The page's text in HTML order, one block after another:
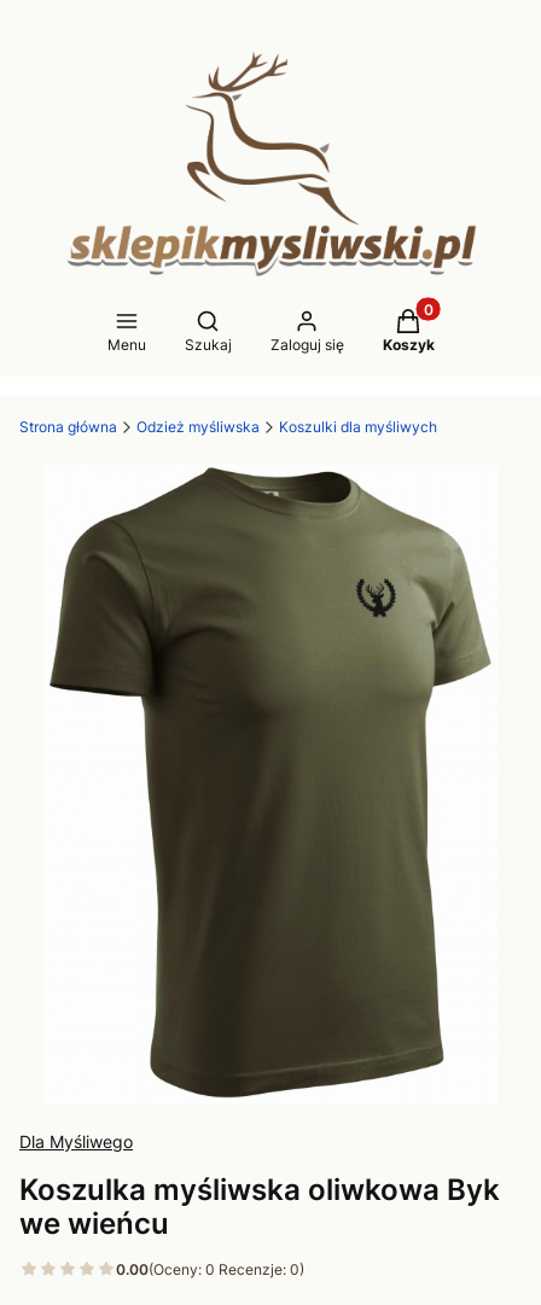
Menu
Otwórz wyszukiwarkę
Szukaj Zaloguj się
Produkty w
Koszyk
Strona główna Odzież myśliwska Koszulki dla myśliwych
Dla Myśliwego
Koszulka myśliwska oliwkowa Byk
we wieńcu
0.00(Oceny: 0 Recenzje: 0)